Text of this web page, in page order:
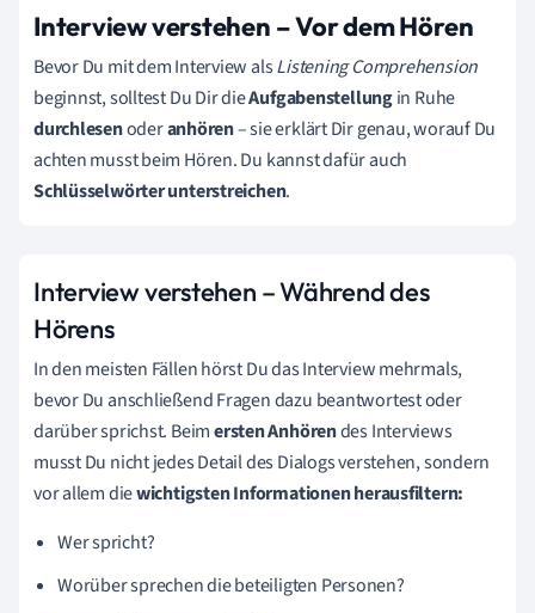
Interview verstehen – Vor dem Hören
Bevor Du mit dem Interview alsListening Comprehension
beginnst, solltest Du Dir dieAufgabenstellungin Ruhe
durchlesenoderanhören– sie erklärt Dir genau, worauf Du
achten musst beim Hören. Du kannst dafür auch
Schlüsselwörter unterstreichen.
Interview verstehen – Während des
Hörens
In den meisten Fällen hörst Du das Interview mehrmals,
bevor Du anschließend Fragen dazu beantwortest oder
darüber sprichst. Beimersten Anhörendes Interviews
musst Du nicht jedes Detail des Dialogs verstehen, sondern
vor allem diewichtigsten Informationen herausfiltern:
Wer spricht?
Worüber sprechen die beteiligten Personen?